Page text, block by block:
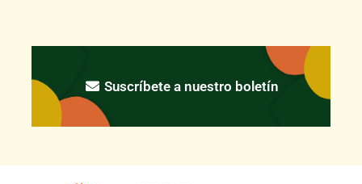
Suscríbete a nuestro boletín